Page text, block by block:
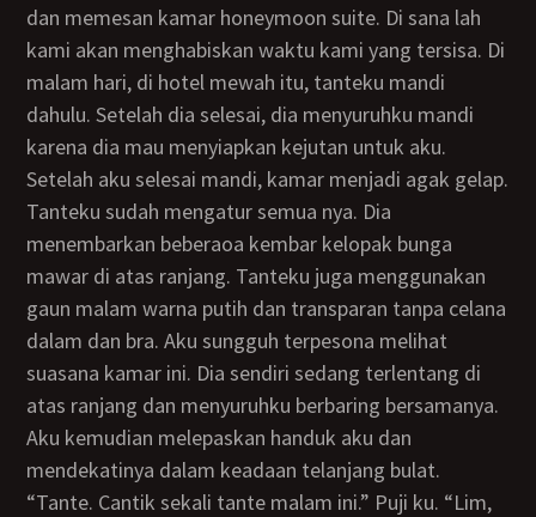
dan memesan kamar honeymoon suite. Di sana lah
kami akan menghabiskan waktu kami yang tersisa. Di
malam hari, di hotel mewah itu, tanteku mandi
dahulu. Setelah dia selesai, dia menyuruhku mandi
karena dia mau menyiapkan kejutan untuk aku.
Setelah aku selesai mandi, kamar menjadi agak gelap.
Tanteku sudah mengatur semua nya. Dia
menembarkan beberaoa kembar kelopak bunga
mawar di atas ranjang. Tanteku juga menggunakan
gaun malam warna putih dan transparan tanpa celana
dalam dan bra. Aku sungguh terpesona melihat
suasana kamar ini. Dia sendiri sedang terlentang di
atas ranjang dan menyuruhku berbaring bersamanya.
Aku kemudian melepaskan handuk aku dan
mendekatinya dalam keadaan telanjang bulat.
“Tante. Cantik sekali tante malam ini.” Puji ku. “Lim,